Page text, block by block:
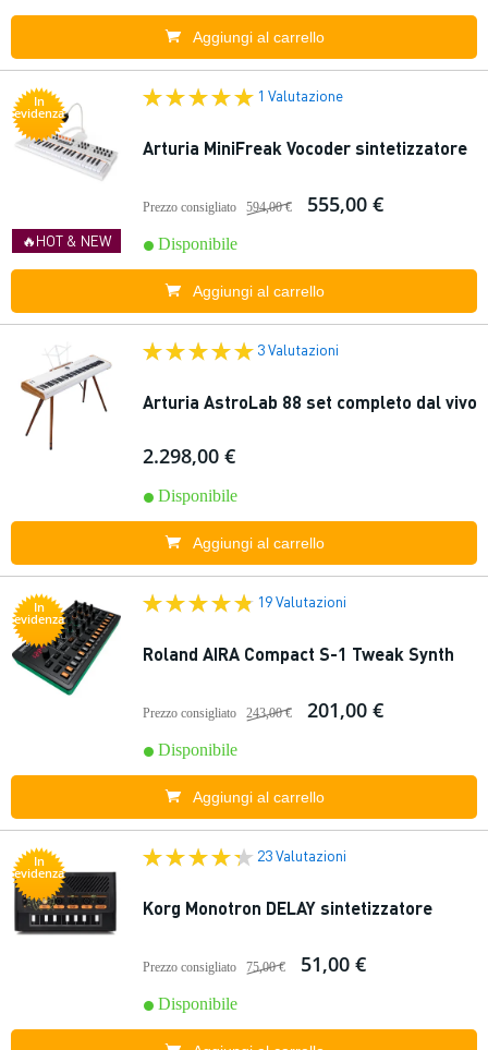
Aggiungi al carrello
In
evidenza
🔥HOT & NEW
1 Valutazione
Arturia MiniFreak Vocoder sintetizzatore
Prezzo consigliato 594,00 € 555,00 €
Disponibile
Aggiungi al carrello
3 Valutazioni
Arturia AstroLab 88 set completo dal vivo
2.298,00 €
Disponibile
Aggiungi al carrello
In
evidenza
19 Valutazioni
Roland AIRA Compact S-1 Tweak Synth
Prezzo consigliato 243,00 € 201,00 €
Disponibile
Aggiungi al carrello
In
evidenza
23 Valutazioni
Korg Monotron DELAY sintetizzatore
Prezzo consigliato 75,00 € 51,00 €
Disponibile